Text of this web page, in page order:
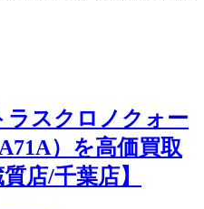
スクロノクォー
）を高価買取
店/千葉店】